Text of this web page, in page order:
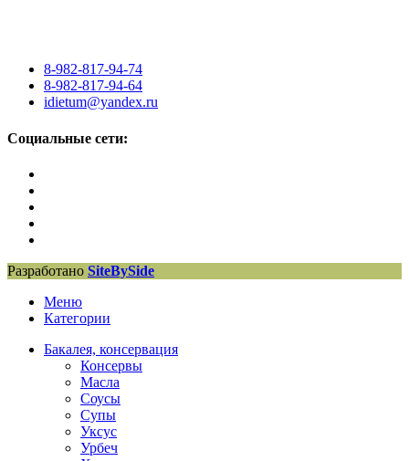
8-982-817-94-74
8-982-817-94-64
idietum@yandex.ru
Социальные сети:
Разработано SiteBySide
Меню
Категории
Бакалея, консервация
Консервы
Масла
Соусы
Супы
Уксус
Урбеч